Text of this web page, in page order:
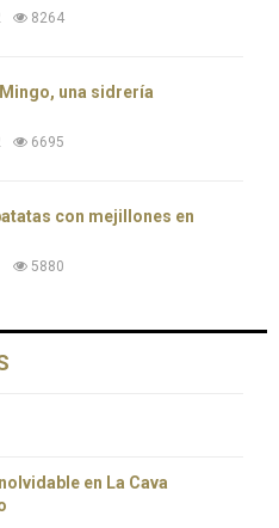
8264
una sidrería
6695
con mejillones en
5880
en La Cava